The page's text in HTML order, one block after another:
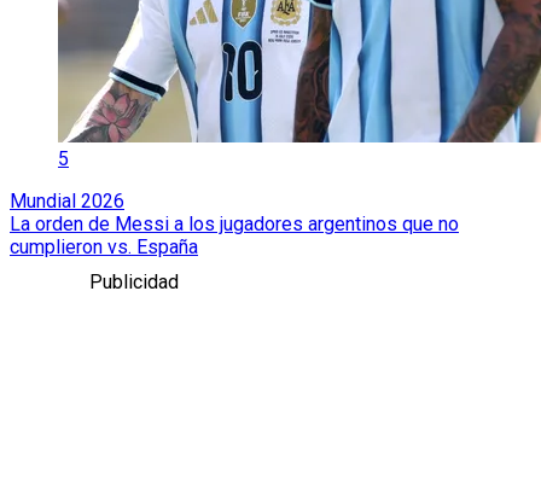
5
Mundial 2026
La orden de Messi a los jugadores argentinos que no
cumplieron vs. España
Publicidad